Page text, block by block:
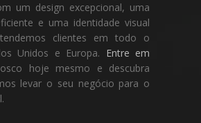
um design excepcional, uma
e uma identidade visual
clientes em todo o
Unidos e Europa. Entre em
hoje mesmo e descubra
levar o seu negócio para o